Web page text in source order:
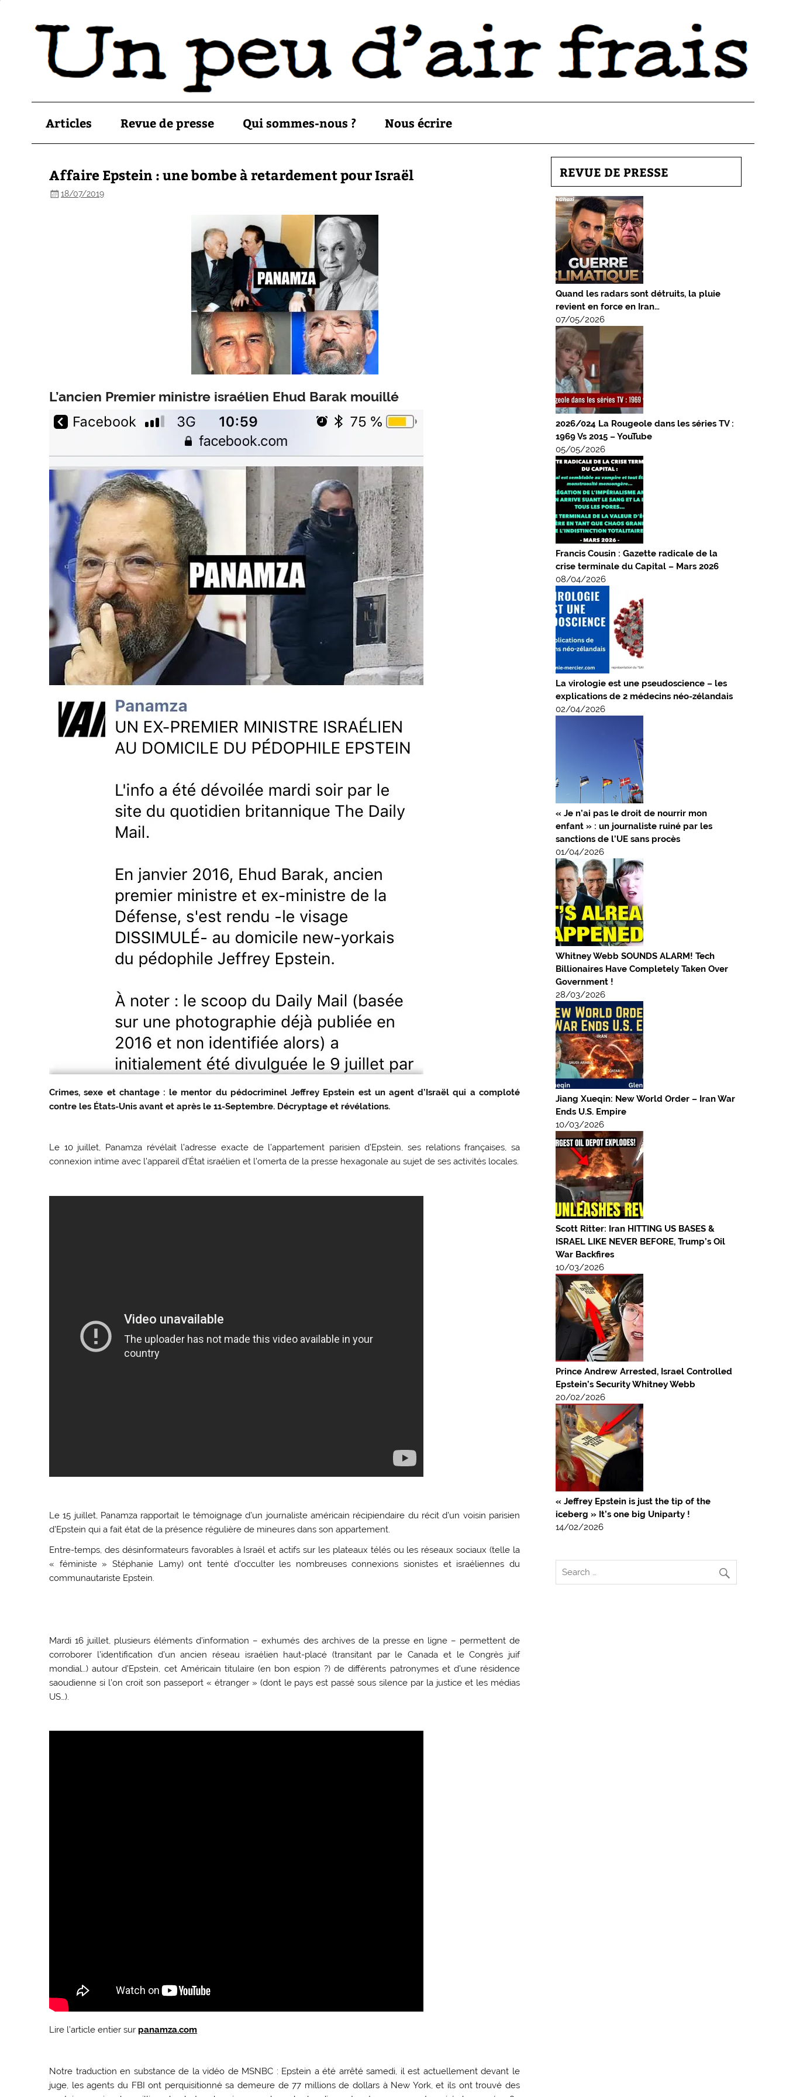
Articles Revue de presse Qui sommes-nous ? Nous écrire
Affaire Epstein : une bombe à retardement pour Israël
18/07/2019
L’ancien Premier ministre israélien Ehud Barak mouillé
Crimes, sexe et chantage : le mentor du pédocriminel Jeffrey Epstein est un agent d’Israël qui a comploté
contre les États-Unis avant et après le 11-Septembre. Décryptage et révélations.
Le 10 juillet, Panamza révélait l’adresse exacte de l’appartement parisien d’Epstein, ses relations françaises, sa
connexion intime avec l’appareil d’État israélien et l’omerta de la presse hexagonale au sujet de ses activités locales.
Le 15 juillet, Panamza rapportait le témoignage d’un journaliste américain récipiendaire du récit d’un voisin parisien
d’Epstein qui a fait état de la présence régulière de mineures dans son appartement.
Entre-temps, des désinformateurs favorables à Israël et actifs sur les plateaux télés ou les réseaux sociaux (telle la
« féministe » Stéphanie Lamy) ont tenté d’occulter les nombreuses connexions sionistes et israéliennes du
communautariste Epstein.
Mardi 16 juillet, plusieurs éléments d’information – exhumés des archives de la presse en ligne – permettent de
corroborer l’identification d’un ancien réseau israélien haut-placé (transitant par le Canada et le Congrès juif
mondial…) autour d’Epstein, cet Américain titulaire (en bon espion ?) de différents patronymes et d’une résidence
saoudienne si l’on croit son passeport « étranger » (dont le pays est passé sous silence par la justice et les médias
US…).
Lire l’article entier sur panamza.com
Notre traduction en substance de la vidéo de MSNBC : Epstein a été arrêté samedi, il est actuellement devant le
juge, les agents du FBI ont perquisitionné sa demeure de 77 millions de dollars à New York, et ils ont trouvé des
REVUE DE PRESSE
Quand les radars sont détruits, la pluie
revient en force en Iran…
07/05/2026
2026/024 La Rougeole dans les séries TV :
1969 Vs 2015 – YouTube
05/05/2026
Francis Cousin : Gazette radicale de la
crise terminale du Capital – Mars 2026
08/04/2026
La virologie est une pseudoscience – les
explications de 2 médecins néo-zélandais
02/04/2026
« Je n’ai pas le droit de nourrir mon
enfant » : un journaliste ruiné par les
sanctions de l’UE sans procès
01/04/2026
Whitney Webb SOUNDS ALARM! Tech
Billionaires Have Completely Taken Over
Government !
28/03/2026
Jiang Xueqin: New World Order – Iran War
Ends U.S. Empire
10/03/2026
Scott Ritter: Iran HITTING US BASES &
ISRAEL LIKE NEVER BEFORE, Trump’s Oil
War Backfires
10/03/2026
Prince Andrew Arrested, Israel Controlled
Epstein’s Security Whitney Webb
20/02/2026
« Jeffrey Epstein is just the tip of the
iceberg » It’s one big Uniparty !
14/02/2026